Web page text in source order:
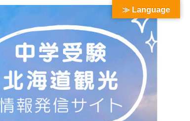
≫ Language